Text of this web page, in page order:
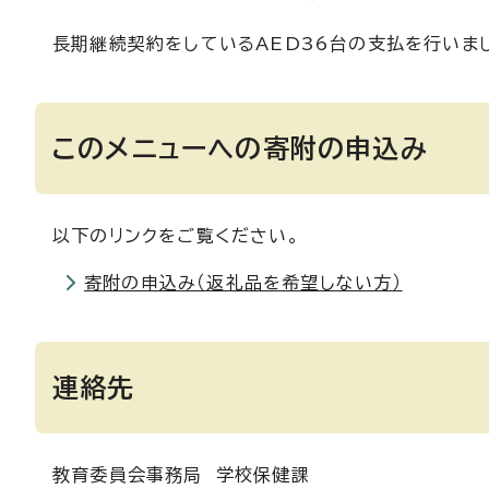
長期継続契約をしているAED36台の支払を行いま
このメニューへの寄附の申込み
以下のリンクをご覧ください。
寄附の申込み（返礼品を希望しない方）
連絡先
教育委員会事務局 学校保健課